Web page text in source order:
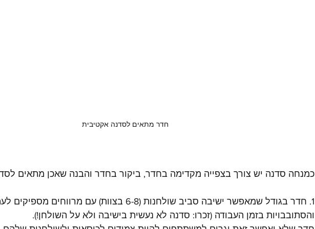
חדר מתאים לסדנה אקטיבית
כמנחה סדנה יש צורך בצפייה מקדימה בחדר, ביקור בחדר והבנה שאכן מתאים
1. חדר בגודל שמאפשר ישיבה סביב שולחנות (6-8 בצוות) עם מרווחים
והסתובבויות בזמן העבודה (זכרו: סדנה לא נעשית בישיבה ולא על השולחן!).